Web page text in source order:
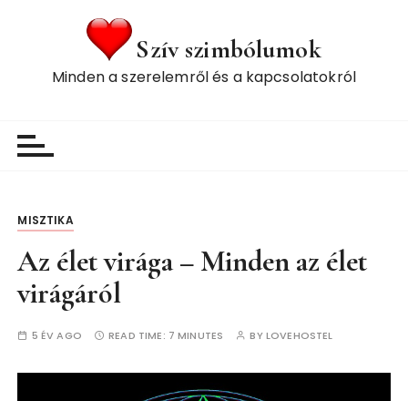
Szív szimbólumok
Minden a szerelemről és a kapcsolatokról
MISZTIKA
Az élet virága – Minden az élet
virágáról
5 ÉV AGO READ TIME: 7 MINUTES BYLOVEHOSTEL